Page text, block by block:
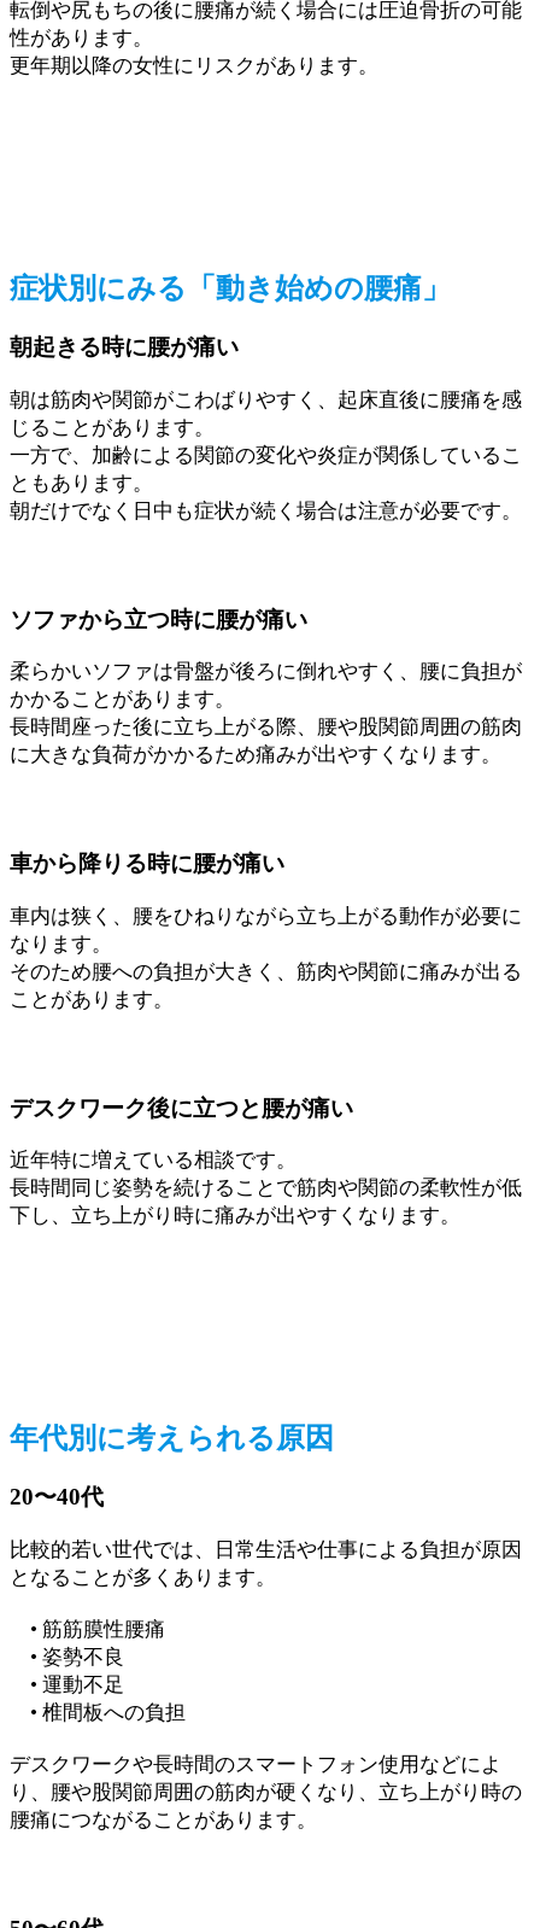
転倒や尻もちの後に腰痛が続く場合には圧迫骨折の可能
性があります。
更年期以降の女性にリスクがあります。
症状別にみる「動き始めの腰痛」
朝起きる時に腰が痛い
朝は筋肉や関節がこわばりやすく、起床直後に腰痛を感
じることがあります。
一方で、加齢による関節の変化や炎症が関係しているこ
ともあります。
朝だけでなく日中も症状が続く場合は注意が必要です。
ソファから立つ時に腰が痛い
柔らかいソファは骨盤が後ろに倒れやすく、腰に負担が
かかることがあります。
長時間座った後に立ち上がる際、腰や股関節周囲の筋肉
に大きな負荷がかかるため痛みが出やすくなります。
車から降りる時に腰が痛い
車内は狭く、腰をひねりながら立ち上がる動作が必要に
なります。
そのため腰への負担が大きく、筋肉や関節に痛みが出る
ことがあります。
デスクワーク後に立つと腰が痛い
近年特に増えている相談です。
長時間同じ姿勢を続けることで筋肉や関節の柔軟性が低
下し、立ち上がり時に痛みが出やすくなります。
年代別に考えられる原因
20〜40代
比較的若い世代では、日常生活や仕事による負担が原因
となることが多くあります。
• 筋筋膜性腰痛
• 姿勢不良
• 運動不足
• 椎間板への負担
デスクワークや長時間のスマートフォン使用などによ
り、腰や股関節周囲の筋肉が硬くなり、立ち上がり時の
腰痛につながることがあります。